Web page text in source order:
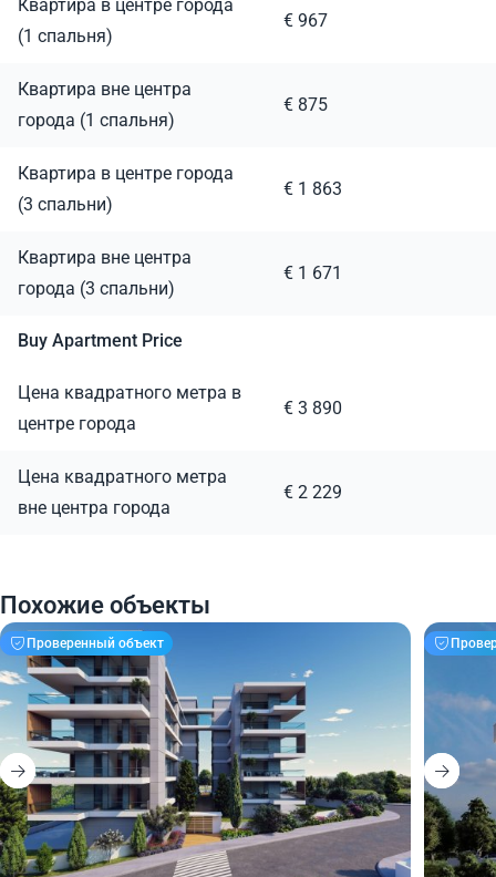
Квартира в центре города
(1 спальня)
€ 967
Квартира вне центра
города (1 спальня)
€ 875
Квартира в центре города
(3 спальни)
€ 1 863
Квартира вне центра
города (3 спальни)
€ 1 671
Buy Apartment Price
Цена квадратного метра в
центре города
€ 3 890
Цена квадратного метра
вне центра города
€ 2 229
Похожие объекты
Проверенный объект